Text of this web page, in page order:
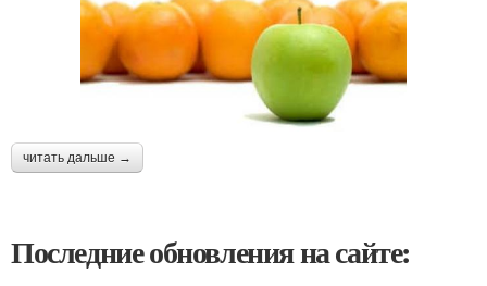
читать дальше →
Последние обновления на сайте: